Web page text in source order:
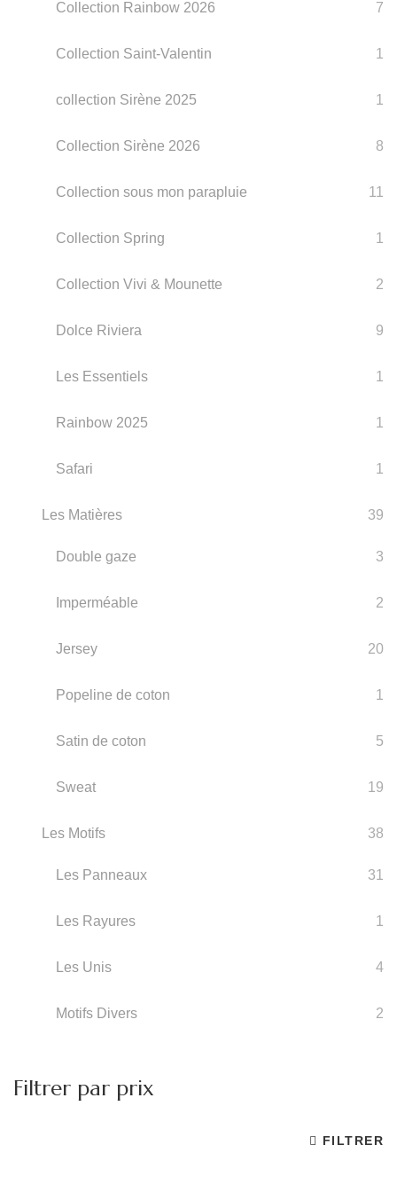
Collection Rainbow 2026 7
Collection Saint-Valentin 1
collection Sirène 2025 1
Collection Sirène 2026 8
Collection sous mon parapluie 11
Collection Spring 1
Collection Vivi & Mounette 2
Dolce Riviera 9
Les Essentiels 1
Rainbow 2025 1
Safari 1
Les Matières 39
Double gaze 3
Imperméable 2
Jersey 20
Popeline de coton 1
Satin de coton 5
Sweat 19
Les Motifs 38
Les Panneaux 31
Les Rayures 1
Les Unis 4
Motifs Divers 2
Filtrer par prix
FILTRER